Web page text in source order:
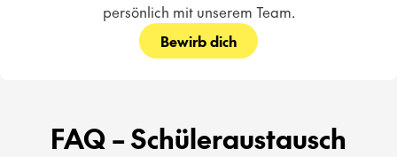
persönlich mit unserem Team.
Bewirb dich
FAQ – Schüleraustausch